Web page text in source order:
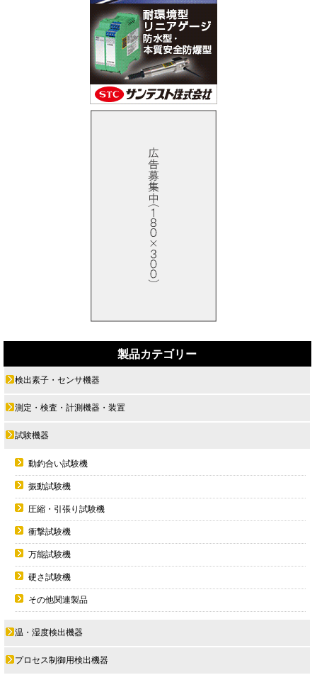
製品カテゴリー
検出素子・センサ機器
測定・検査・計測機器・装置
試験機器
動釣合い試験機
振動試験機
圧縮・引張り試験機
衝撃試験機
万能試験機
硬さ試験機
その他関連製品
温・湿度検出機器
プロセス制御用検出機器